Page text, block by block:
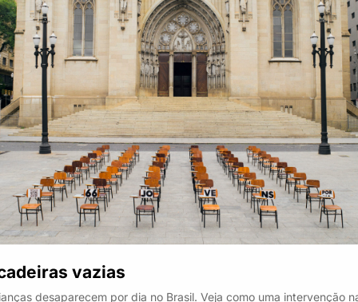
vazias
desaparecem por dia no Brasil. Veja como uma intervenção